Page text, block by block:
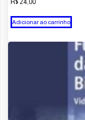
R$ 24,00
Adicionar ao carrinho